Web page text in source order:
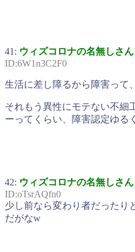
41: ウィズコロナの名無しさん
ID:6W1n3C2F0
生活に差し障るから障害って、
それもう異性にモテない不細
ーってくらい、障害認定ゆる
42: ウィズコロナの名無しさん
ID:oTsrAQfn0
少し前なら変わり者だったり
だがなw